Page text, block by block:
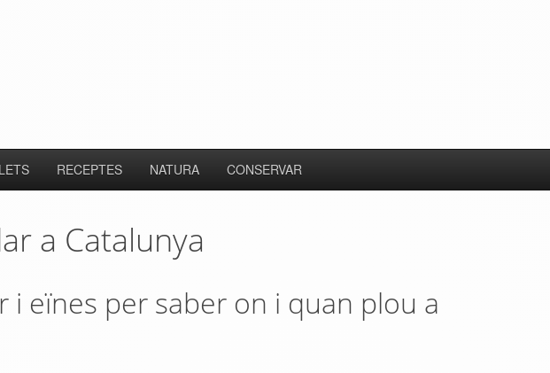
RECEPTES NATURA CONSERVAR
a Catalunya
i eïnes per saber on i quan plou a